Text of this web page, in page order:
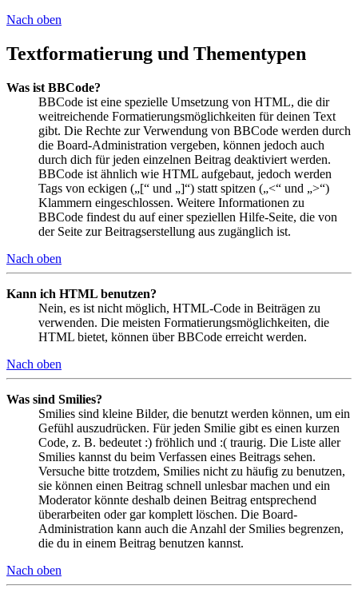
Nach oben
Textformatierung und Thementypen
Was ist BBCode?
BBCode ist eine spezielle Umsetzung von HTML, die dir
weitreichende Formatierungsmöglichkeiten für deinen Text
gibt. Die Rechte zur Verwendung von BBCode werden durch
die Board-Administration vergeben, können jedoch auch
durch dich für jeden einzelnen Beitrag deaktiviert werden.
BBCode ist ähnlich wie HTML aufgebaut, jedoch werden
Tags von eckigen („[“ und „]“) statt spitzen („<“ und „>“)
Klammern eingeschlossen. Weitere Informationen zu
BBCode findest du auf einer speziellen Hilfe-Seite, die von
der Seite zur Beitragserstellung aus zugänglich ist.
Nach oben
Kann ich HTML benutzen?
Nein, es ist nicht möglich, HTML-Code in Beiträgen zu
verwenden. Die meisten Formatierungsmöglichkeiten, die
HTML bietet, können über BBCode erreicht werden.
Nach oben
Was sind Smilies?
Smilies sind kleine Bilder, die benutzt werden können, um ein
Gefühl auszudrücken. Für jeden Smilie gibt es einen kurzen
Code, z. B. bedeutet :) fröhlich und :( traurig. Die Liste aller
Smilies kannst du beim Verfassen eines Beitrags sehen.
Versuche bitte trotzdem, Smilies nicht zu häufig zu benutzen,
sie können einen Beitrag schnell unlesbar machen und ein
Moderator könnte deshalb deinen Beitrag entsprechend
überarbeiten oder gar komplett löschen. Die Board-
Administration kann auch die Anzahl der Smilies begrenzen,
die du in einem Beitrag benutzen kannst.
Nach oben